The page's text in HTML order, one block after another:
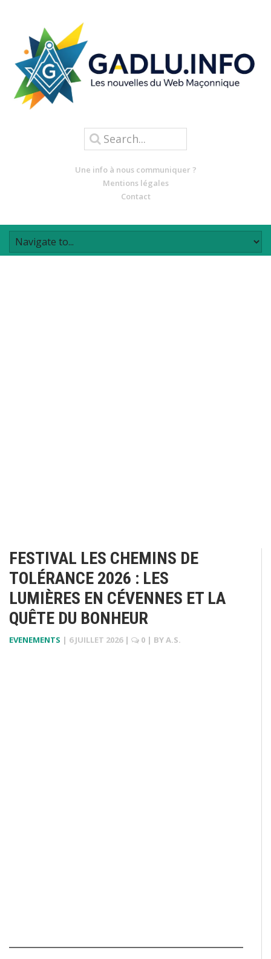
Une info à nous communiquer ?
Mentions légales
Contact
FESTIVAL LES CHEMINS DE
TOLÉRANCE 2026 : LES
LUMIÈRES EN CÉVENNES ET LA
QUÊTE DU BONHEUR
EVENEMENTS | 6 JUILLET 2026 | 0 | BYA.S.